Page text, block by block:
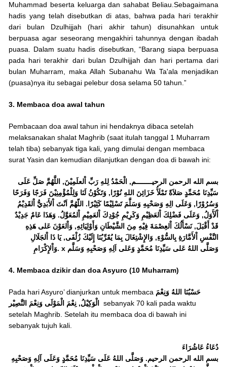
Muhammad beserta keluarga dan sahabat Beliau.Sebagaimana
hadis yang telah disebutkan di atas, bahwa pada hari terakhir
dari bulan Dzulhijjah (hari akhir tahun) disunahkan untuk
berpuasa agar seseorang mengakhiri tahunnya dengan ibadah
puasa. Dalam suatu hadis disebutkan, “Barang siapa berpuasa
pada hari terakhir dari bulan Dzulhijjah dan hari pertama dari
bulan Muharram, maka Allah Subanahu Wa Ta'ala menjadikan
(puasa)nya itu sebagai pelebur dosa selama 50 tahun.”
3. Membaca doa awal tahun
Pembacaan doa awal tahun ini hendaknya dibaca setelah
melaksanakan shalat Maghrib (saat itulah tanggal 1 Muharram
telah tiba) sebanyak tiga kali, yang dimulai dengan membaca
surat Yasin dan kemudian dilanjutkan dengan doa di bawah ini:
بسم الله الرحمن الرحيــــــــم, الْحَمْدُ لِلهِ رَبِّ اْلعلَمِيْنَ, اللَّهُمَّ صَلِّ عَلَى
سَيِّدِنَا مُحَمِّدٍ صَلاَةً تَمْلَأُ خَزَائِنَ اللهِ نُوْرًا, وَتَكُوْنُ لَنَا وَلِلْمُؤْمِنِيْنَ فَرَجًا وَفَرَحًا
وَسُرُوْرًا, وَعَلَى الِهِ وَصَحْبِهِ وَسَلَّمَ تَسْلِيْمًا كَثِيْرًا. اللّهُمَّ اَنْتَ اْلأَبَدِيُّ اْلقَدِيْمُ
اْلَأَوَلُ, وَعَلَى فَضْلِكَ اْلعَظِيْمِ وَكَرِيْمِ جُوْدِكَ اْلعَمِيْمِ اْلمُعَوَّلُ. وَهَذَا عَامٌ جَدِيْدٌ
قَدْ أَقْبَلَ, نَسْأَلُكَ اْلعِصْمَةَ فِيْهِ مِنَ الشَّيْطَانِ وَأَوْلِيَائِهِ, وَاْلعَوْنَ عَلى هَذِهِ
النَّفْسِ اْلأَمَّارَةِ بِالسُّوْءِ, وَالإِشْتِغَالَ بِمَا يُقَرِّبُنَا إِلَيْكَ زُلْفَى, يَا ذَا اْلجَلَالِ
وَاْلإِكْرَامِ. x وَصَلَّى اللهُ عَلى سَيِّدِنَا مُحَمَّدٍ وَعَلى اَلِهِ وَصَحْبِهِ وَسَلَّم
4. Membaca dzikir dan doa Asyuro (10 Muharram)
Pada hari Asyuro’ dianjurkan untuk membaca حَسْبُنَا اللهُ وَنِعْمَ
الْوَكِيْلُ, نِعْمَ الْمَوْلَى وَنِعْمَ النَّصِيْر
sebanyak 70 kali pada waktu
setelah Maghrib. Setelah itu membaca doa di bawah ini
sebanyak tujuh kali.
دُعَاءُ عَاشُرَاءَ
بسم الله الرحمن الرحيم. وَصَلَّى اللهُ عَلَى سَيِّدِنَا مُحَمَّدٍ وَعَلَى آلِهِ وَصَحْبِهِ